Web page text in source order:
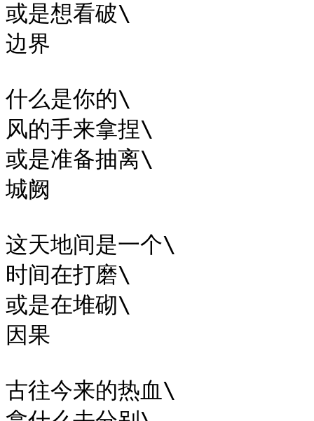
或是想看破\
边界
什么是你的\
风的手来拿捏\
或是准备抽离\
城阙
这天地间是一个\
时间在打磨\
或是在堆砌\
因果
古往今来的热血\